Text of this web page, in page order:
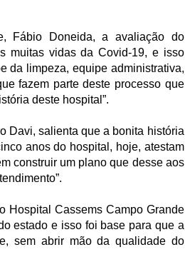
Fábio Doneida, a avaliação do
muitas vidas da Covid-19, e isso
da limpeza, equipe administrativa,
fazem parte deste processo que
deste hospital”.
Davi, salienta que a bonita história
anos do hospital, hoje, atestam
construir um plano que desse aos
Hospital Cassems Campo Grande
estado e isso foi base para que a
sem abrir mão da qualidade do